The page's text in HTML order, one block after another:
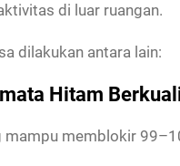
di luar ruangan.
dilakukan antara lain:
Hitam
memblokir